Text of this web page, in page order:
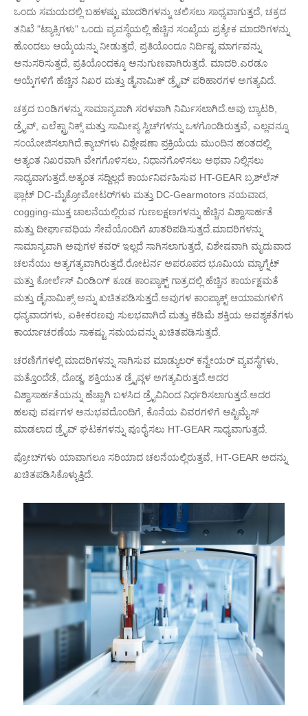
ಒಂದು ಸಮಯದಲ್ಲಿ ಬಹಳಷ್ಟು ಮಾದರಿಗಳನ್ನು ಚಲಿಸಲು ಸಾಧ್ಯವಾಗುತ್ತದೆ, ಚಕ್ರದ
ತನಿಖೆ "ಟ್ಯಾಕ್ಸಿಗಳು" ಒಂದು ವ್ಯವಸ್ಥೆಯಲ್ಲಿ ಹೆಚ್ಚಿನ ಸಂಖ್ಯೆಯ ಪ್ರತ್ಯೇಕ ಮಾದರಿಗಳನ್ನು
ಹೊಂದಲು ಆಯ್ಕೆಯನ್ನು ನೀಡುತ್ತದೆ, ಪ್ರತಿಯೊಂದೂ ನಿರ್ದಿಷ್ಟ ಮಾರ್ಗವನ್ನು
ಅನುಸರಿಸುತ್ತದೆ, ಪ್ರತಿಯೊಂದಕ್ಕೂ ಅನುಗುಣವಾಗಿರುತ್ತದೆ. ಮಾದರಿ.ಎರಡೂ
ಆಯ್ಕೆಗಳಿಗೆ ಹೆಚ್ಚಿನ ನಿಖರ ಮತ್ತು ಡೈನಾಮಿಕ್ ಡ್ರೈವ್ ಪರಿಹಾರಗಳ ಅಗತ್ಯವಿದೆ.
ಚಕ್ರದ ಬಂಡಿಗಳನ್ನು ಸಾಮಾನ್ಯವಾಗಿ ಸರಳವಾಗಿ ನಿರ್ಮಿಸಲಾಗಿದೆ.ಅವು ಬ್ಯಾಟರಿ,
ಡ್ರೈವ್, ಎಲೆಕ್ಟ್ರಾನಿಕ್ಸ್ ಮತ್ತು ಸಾಮೀಪ್ಯ ಸ್ವಿಚ್‌ಗಳನ್ನು ಒಳಗೊಂಡಿರುತ್ತವೆ, ಎಲ್ಲವನ್ನೂ
ಸಂಯೋಜಿಸಲಾಗಿದೆ.ಕ್ಯಾಬ್‌ಗಳು ವಿಶ್ಲೇಷಣಾ ಪ್ರಕ್ರಿಯೆಯ ಮುಂದಿನ ಹಂತದಲ್ಲಿ
ಅತ್ಯಂತ ನಿಖರವಾಗಿ ವೇಗಗೊಳಿಸಲು, ನಿಧಾನಗೊಳಿಸಲು ಅಥವಾ ನಿಲ್ಲಿಸಲು
ಸಾಧ್ಯವಾಗುತ್ತದೆ.ಅತ್ಯಂತ ಸದ್ದಿಲ್ಲದೆ ಕಾರ್ಯನಿರ್ವಹಿಸುವ HT-GEAR ಬ್ರಶ್‌ಲೆಸ್
ಫ್ಲಾಟ್ DC-ಮೈಕ್ರೋಮೋಟರ್‌ಗಳು ಮತ್ತು DC-Gearmotors ನಯವಾದ,
cogging-ಮುಕ್ತ ಚಾಲನೆಯಲ್ಲಿರುವ ಗುಣಲಕ್ಷಣಗಳನ್ನು ಹೆಚ್ಚಿನ ವಿಶ್ವಾಸಾರ್ಹತೆ
ಮತ್ತು ದೀರ್ಘಾವಧಿಯ ಸೇವೆಯೊಂದಿಗೆ ಖಾತರಿಪಡಿಸುತ್ತದೆ.ಮಾದರಿಗಳನ್ನು
ಸಾಮಾನ್ಯವಾಗಿ ಅವುಗಳ ಕವರ್ ಇಲ್ಲದೆ ಸಾಗಿಸಲಾಗುತ್ತದೆ, ವಿಶೇಷವಾಗಿ ಮೃದುವಾದ
ಚಲನೆಯು ಅತ್ಯಗತ್ಯವಾಗಿರುತ್ತದೆ.ರೋಟರ್ನ ಅಪರೂಪದ ಭೂಮಿಯ ಮ್ಯಾಗ್ನೆಟ್
ಮತ್ತು ಕೋರ್ಲೆಸ್ ವಿಂಡಿಂಗ್ ಕೂಡ ಕಾಂಪ್ಯಾಕ್ಟ್ ಗಾತ್ರದಲ್ಲಿ ಹೆಚ್ಚಿನ ಕಾರ್ಯಕ್ಷಮತೆ
ಮತ್ತು ಡೈನಾಮಿಕ್ಸ್ ಅನ್ನು ಖಚಿತಪಡಿಸುತ್ತದೆ.ಅವುಗಳ ಕಾಂಪ್ಯಾಕ್ಟ್ ಆಯಾಮಗಳಿಗೆ
ಧನ್ಯವಾದಗಳು, ಏಕೀಕರಣವು ಸುಲಭವಾಗಿದೆ ಮತ್ತು ಕಡಿಮೆ ಶಕ್ತಿಯ ಅವಶ್ಯಕತೆಗಳು
ಕಾರ್ಯಾಚರಣೆಯ ಸಾಕಷ್ಟು ಸಮಯವನ್ನು ಖಚಿತಪಡಿಸುತ್ತದೆ.
ಚರಣಿಗೆಗಳಲ್ಲಿ ಮಾದರಿಗಳನ್ನು ಸಾಗಿಸುವ ಮಾಡ್ಯುಲರ್ ಕನ್ವೇಯರ್ ವ್ಯವಸ್ಥೆಗಳು,
ಮತ್ತೊಂದೆಡೆ, ದೊಡ್ಡ, ಶಕ್ತಿಯುತ ಡ್ರೈವ್ಗಳ ಅಗತ್ಯವಿರುತ್ತದೆ.ಅದರ
ವಿಶ್ವಾಸಾರ್ಹತೆಯನ್ನು ಹೆಚ್ಚಾಗಿ ಬಳಸಿದ ಡ್ರೈವಿನಿಂದ ನಿರ್ಧರಿಸಲಾಗುತ್ತದೆ.ಅದರ
ಹಲವು ವರ್ಷಗಳ ಅನುಭವದೊಂದಿಗೆ, ಕೊನೆಯ ವಿವರಗಳಿಗೆ ಆಪ್ಟಿಮೈಸ್
ಮಾಡಲಾದ ಡ್ರೈವ್ ಘಟಕಗಳನ್ನು ಪೂರೈಸಲು HT-GEAR ಸಾಧ್ಯವಾಗುತ್ತದೆ.
ಪ್ರೋಬ್‌ಗಳು ಯಾವಾಗಲೂ ಸರಿಯಾದ ಚಲನೆಯಲ್ಲಿರುತ್ತವೆ, HT-GEAR ಅದನ್ನು
ಖಚಿತಪಡಿಸಿಕೊಳ್ಳುತ್ತಿದೆ.